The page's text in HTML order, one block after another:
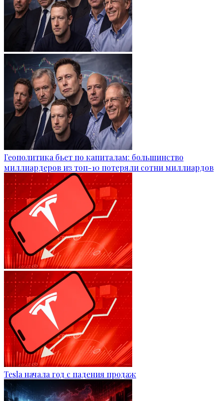
Геополитика бьет по капиталам: большинство
миллиардеров из топ-10 потеряли сотни миллиардов
Tesla начала год с падения продаж